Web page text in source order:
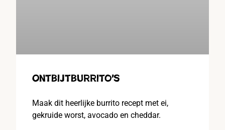
Ontbijtburrito’s
Maak dit heerlijke burrito recept met ei,
gekruide worst, avocado en cheddar.